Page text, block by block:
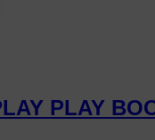
PLAY